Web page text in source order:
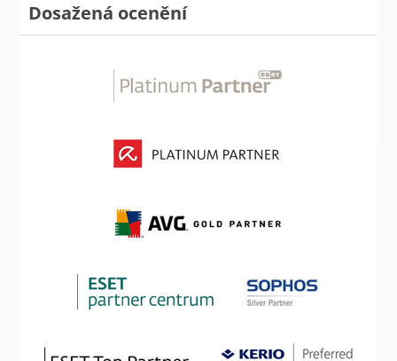
Dosažená ocenění